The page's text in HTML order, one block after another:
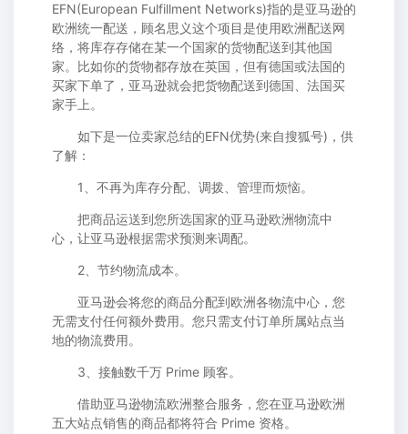
EFN(European Fulfillment Networks)指的是亚马逊的
欧洲统一配送，顾名思义这个项目是使用欧洲配送网
络，将库存存储在某一个国家的货物配送到其他国
家。比如你的货物都存放在英国，但有德国或法国的
买家下单了，亚马逊就会把货物配送到德国、法国买
家手上。
如下是一位卖家总结的EFN优势(来自搜狐号)，供
了解：
1、不再为库存分配、调拨、管理而烦恼。
把商品运送到您所选国家的亚马逊欧洲物流中
心，让亚马逊根据需求预测来调配。
2、节约物流成本。
亚马逊会将您的商品分配到欧洲各物流中心，您
无需支付任何额外费用。您只需支付订单所属站点当
地的物流费用。
3、接触数千万 Prime 顾客。
借助亚马逊物流欧洲整合服务，您在亚马逊欧洲
五大站点销售的商品都将符合 Prime 资格。